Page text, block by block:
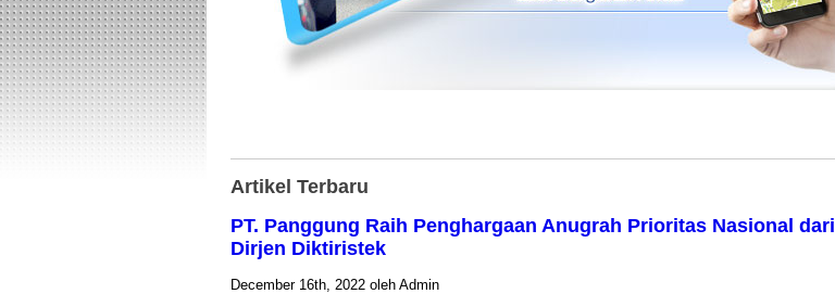
Artikel Terbaru
PT. Panggung Raih Penghargaan Anugrah Prioritas Nasional dari
Dirjen Diktiristek
December 16th, 2022 oleh Admin